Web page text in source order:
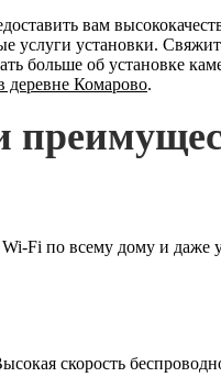
вам
услуги установки.
больше об установке
деревне Комарово.
Wi-Fi по всему дому и даже
скорость